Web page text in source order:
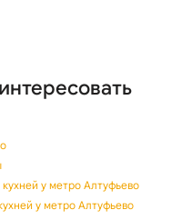
у метро Алтуфьево
у метро Алтуфьево